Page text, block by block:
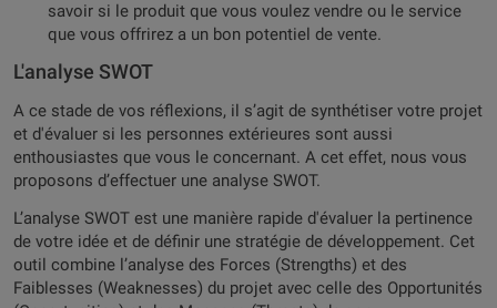
savoir si le produit que vous voulez vendre ou le service
que vous offrirez a un bon potentiel de vente.
L'analyse SWOT
A ce stade de vos réflexions, il s’agit de synthétiser votre projet
et d'évaluer si les personnes extérieures sont aussi
enthousiastes que vous le concernant. A cet effet, nous vous
proposons d’effectuer une analyse SWOT.
L’analyse SWOT est une manière rapide d'évaluer la pertinence
de votre idée et de définir une stratégie de développement. Cet
outil combine l’analyse des Forces (Strengths) et des
Faiblesses (Weaknesses) du projet avec celle des Opportunités